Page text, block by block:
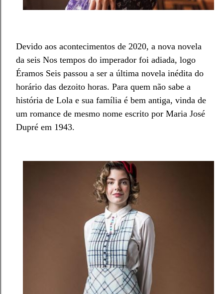
Devido aos acontecimentos de 2020, a nova novela
da seis Nos tempos do imperador foi adiada, logo
Éramos Seis passou a ser a última novela inédita do
horário das dezoito horas. Para quem não sabe a
história de Lola e sua família é bem antiga, vinda de
um romance de mesmo nome escrito por Maria José
Dupré em 1943.